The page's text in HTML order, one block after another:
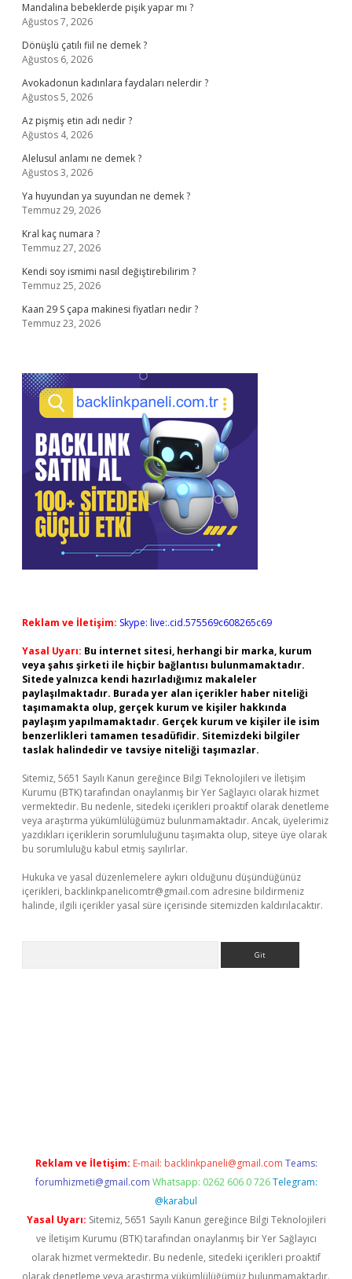
Mandalina bebeklerde pişik yapar mı ?
Ağustos 7, 2026
Dönüşlü çatılı fiil ne demek ?
Ağustos 6, 2026
Avokadonun kadınlara faydaları nelerdir ?
Ağustos 5, 2026
Az pişmiş etin adı nedir ?
Ağustos 4, 2026
Alelusul anlamı ne demek ?
Ağustos 3, 2026
Ya huyundan ya suyundan ne demek ?
Temmuz 29, 2026
Kral kaç numara ?
Temmuz 27, 2026
Kendi soy ismimi nasıl değiştirebilirim ?
Temmuz 25, 2026
Kaan 29 S çapa makinesi fiyatları nedir ?
Temmuz 23, 2026
Reklam ve İletişim: Skype: live:.cid.575569c608265c69
Yasal Uyarı: Bu internet sitesi, herhangi bir marka, kurum
veya şahıs şirketi ile hiçbir bağlantısı bulunmamaktadır.
Sitede yalnızca kendi hazırladığımız makaleler
paylaşılmaktadır. Burada yer alan içerikler haber niteliği
taşımamakta olup, gerçek kurum ve kişiler hakkında
paylaşım yapılmamaktadır. Gerçek kurum ve kişiler ile isim
benzerlikleri tamamen tesadüfidir. Sitemizdeki bilgiler
taslak halindedir ve tavsiye niteliği taşımazlar.
Sitemiz, 5651 Sayılı Kanun gereğince Bilgi Teknolojileri ve İletişim
Kurumu (BTK) tarafından onaylanmış bir Yer Sağlayıcı olarak hizmet
vermektedir. Bu nedenle, sitedeki içerikleri proaktif olarak denetleme
veya araştırma yükümlülüğümüz bulunmamaktadır. Ancak, üyelerimiz
yazdıkları içeriklerin sorumluluğunu taşımakta olup, siteye üye olarak
bu sorumluluğu kabul etmiş sayılırlar.
Hukuka ve yasal düzenlemelere aykırı olduğunu düşündüğünüz
içerikleri, backlinkpanelicomtr@gmail.com adresine bildirmeniz
halinde, ilgili içerikler yasal süre içerisinde sitemizden kaldırılacaktır.
Reklam ve İletişim: E-mail: backlinkpaneli@gmail.com Teams:
forumhizmeti@gmail.com Whatsapp: 0262 606 0 726 Telegram:
@karabul
Yasal Uyarı: Sitemiz, 5651 Sayılı Kanun gereğince Bilgi Teknolojileri
ve İletişim Kurumu (BTK) tarafından onaylanmış bir Yer Sağlayıcı
olarak hizmet vermektedir. Bu nedenle, sitedeki içerikleri proaktif
olarak denetleme veya araştırma yükümlülüğümüz bulunmamaktadır.